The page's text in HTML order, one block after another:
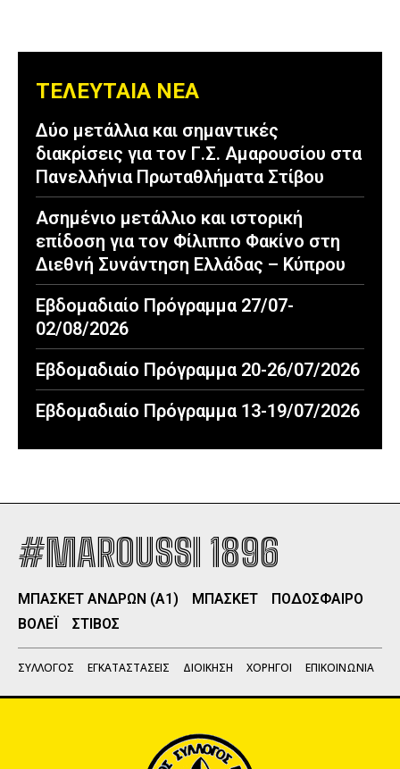
ΤΕΛΕΥΤΑΙΑ ΝΕΑ
Δύο μετάλλια και σημαντικές
διακρίσεις για τον Γ.Σ. Αμαρουσίου στα
Πανελλήνια Πρωταθλήματα Στίβου
Ασημένιο μετάλλιο και ιστορική
επίδοση για τον Φίλιππο Φακίνο στη
Διεθνή Συνάντηση Ελλάδας – Κύπρου
Εβδομαδιαίο Πρόγραμμα 27/07-
02/08/2026
Εβδομαδιαίο Πρόγραμμα 20-26/07/2026
Εβδομαδιαίο Πρόγραμμα 13-19/07/2026
#MAROUSSI 1896
ΜΠΑΣΚΕΤ ΑΝΔΡΩΝ (Α1) ΜΠΑΣΚΕΤ
ΠΟΔΟΣΦΑΙΡΟ
ΒΟΛΕΪ
ΣΤΙΒΟΣ
ΣΥΛΛΟΓΟΣ ΕΓΚΑΤΑΣΤΑΣΕΙΣ ΔΙΟΙΚΗΣΗ ΧΟΡΗΓΟΙ ΕΠΙΚΟΙΝΩΝΙΑ